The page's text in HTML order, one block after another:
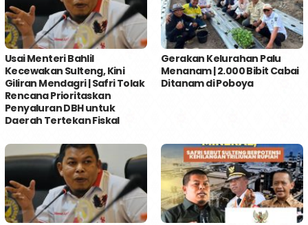
Usai Menteri Bahlil
Kecewakan Sulteng, Kini
Giliran Mendagri | Safri Tolak
Rencana Prioritaskan
Penyaluran DBH untuk
Daerah Tertekan Fiskal
Gerakan Kelurahan Palu
Menanam | 2.000 Bibit Cabai
Ditanam di Poboya